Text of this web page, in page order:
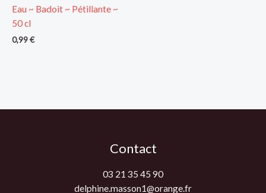
Eau ~ Badoit ~ Pétillante ~
50 cl
0,99€
Contact
03 21 35 45 90
delphine.masson1@orange.fr